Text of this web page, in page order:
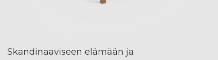
Skandinaaviseen elämään ja